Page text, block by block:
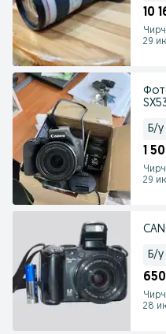
10
29
Б/у
1
29
Б/у
28